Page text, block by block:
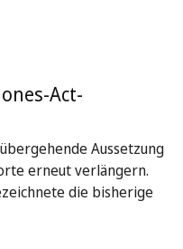
Act-
Aussetzung
erneut verlängern.
die bisherige